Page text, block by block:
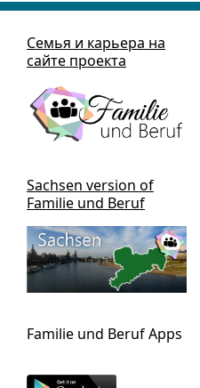
Семья и карьера на
сайте проекта
Sachsen version of
Familie und Beruf
Familie und Beruf Apps